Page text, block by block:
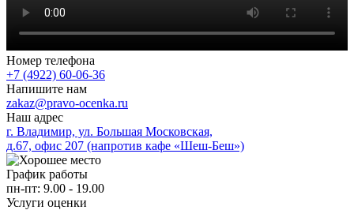
Номер телефона
+7 (4922) 60-06-36
Напишите нам
zakaz@pravo-ocenka.ru
Наш адрес
г. Владимир, ул. Большая Московская,
д.67, офис 207 (напротив кафе «Шеш-Беш»)
График работы
пн-пт: 9.00 - 19.00
Услуги оценки